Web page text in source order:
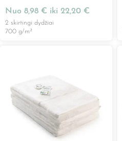
Nuo 8,98 € iki 22,20 €
2 skirtingi dydžiai
700 g/m²